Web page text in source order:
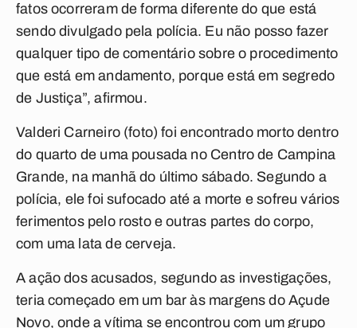
fatos ocorreram de forma diferente do que está
sendo divulgado pela polícia. Eu não posso fazer
qualquer tipo de comentário sobre o procedimento
que está em andamento, porque está em segredo
de Justiça”, afirmou.
Valderi Carneiro (foto) foi encontrado morto dentro
do quarto de uma pousada no Centro de Campina
Grande, na manhã do último sábado. Segundo a
polícia, ele foi sufocado até a morte e sofreu vários
ferimentos pelo rosto e outras partes do corpo,
com uma lata de cerveja.
A ação dos acusados, segundo as investigações,
teria começado em um bar às margens do Açude
Novo, onde a vítima se encontrou com um grupo